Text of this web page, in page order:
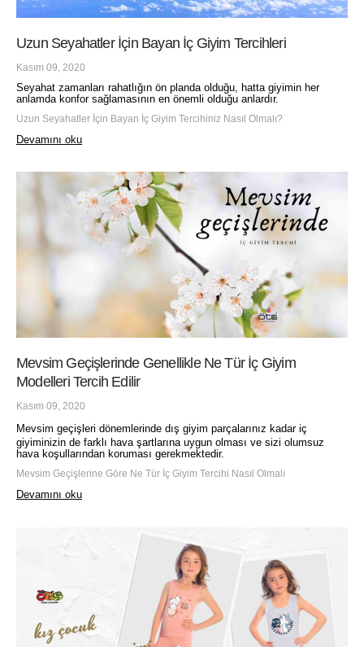
Uzun Seyahatler İçin Bayan İç Giyim Tercihleri
Kasım 09, 2020
Seyahat zamanları rahatlığın ön planda olduğu, hatta giyimin her
anlamda konfor sağlamasının en önemli olduğu anlardır.
Uzun Seyahatler İçin Bayan İç Giyim Tercihiniz Nasıl Olmalı?
Devamını oku
Mevsim Geçişlerinde Genellikle Ne Tür İç Giyim
Modelleri Tercih Edilir
Kasım 09, 2020
Mevsim geçişleri dönemlerinde dış giyim parçalarınız kadar iç
giyiminizin de farklı hava şartlarına uygun olması ve sizi olumsuz
hava koşullarından koruması gerekmektedir.
Mevsim Geçişlerine Göre Ne Tür İç Giyim Tercihi Nasıl Olmalı
Devamını oku